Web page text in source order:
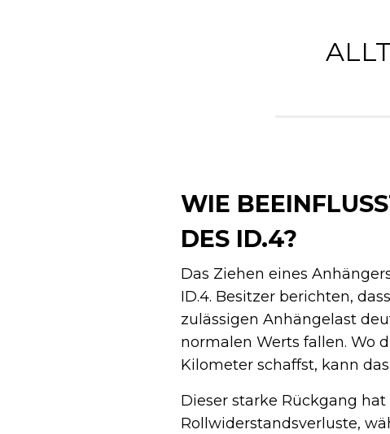
WIE
DES ID.4?
Das Ziehen eines
ID.4. Besitzer berichten,
zulässigen Anhängelast
normalen Werts fallen. Wo
Kilometer schaffst, kann
Dieser starke Rückgang
Rollwiderstandsverluste,